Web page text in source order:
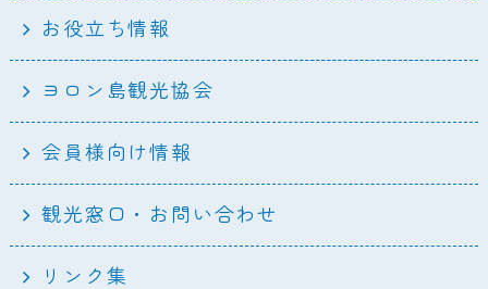
お役立ち情報
ヨロン島観光協会
会員様向け情報
観光窓口・お問い合わせ
リンク集